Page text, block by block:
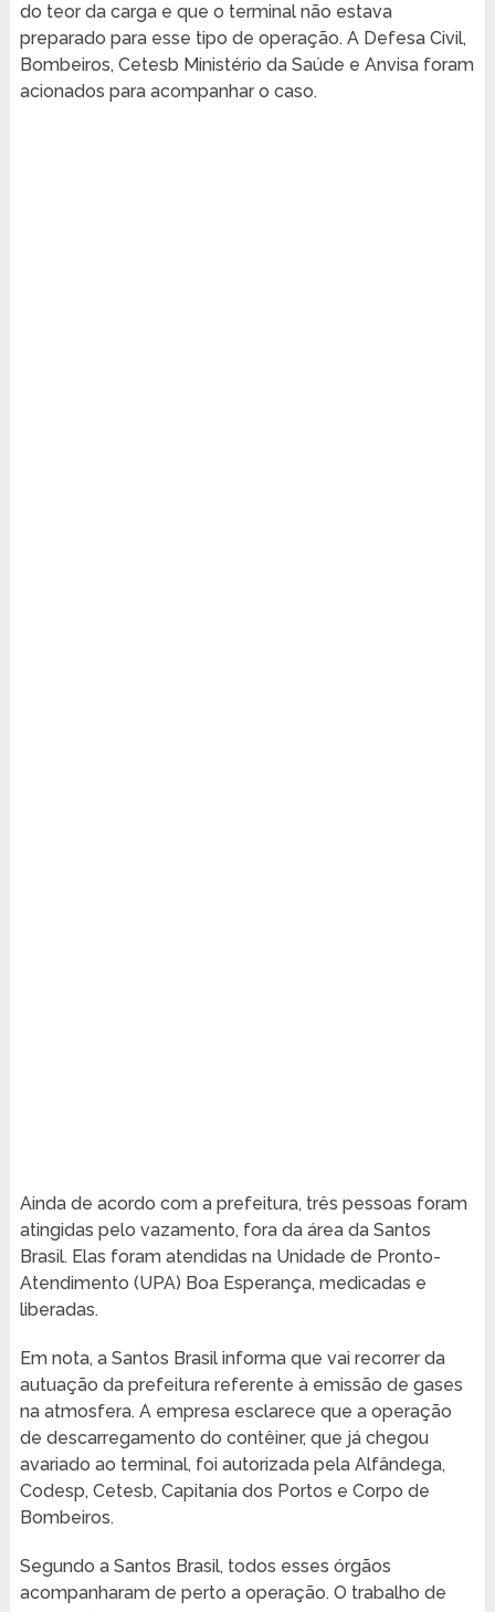
do teor da carga e que o terminal não estava
preparado para esse tipo de operação. A Defesa Civil,
Bombeiros, Cetesb Ministério da Saúde e Anvisa foram
acionados para acompanhar o caso.
Ainda de acordo com a prefeitura, três pessoas foram
atingidas pelo vazamento, fora da área da Santos
Brasil. Elas foram atendidas na Unidade de Pronto-
Atendimento (UPA) Boa Esperança, medicadas e
liberadas.
Em nota, a Santos Brasil informa que vai recorrer da
autuação da prefeitura referente à emissão de gases
na atmosfera. A empresa esclarece que a operação
de descarregamento do contêiner, que já chegou
avariado ao terminal, foi autorizada pela Alfândega,
Codesp, Cetesb, Capitania dos Portos e Corpo de
Bombeiros.
Segundo a Santos Brasil, todos esses órgãos
acompanharam de perto a operação. O trabalho de